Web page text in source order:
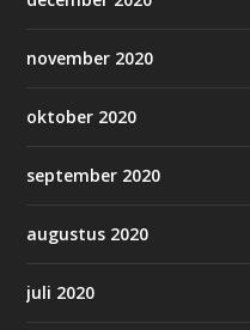
november 2020
oktober 2020
september 2020
augustus 2020
juli 2020